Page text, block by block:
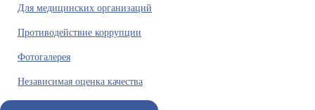
Для медицинских организаций
Противодействие коррупции
Фотогалерея
Независимая оценка качества